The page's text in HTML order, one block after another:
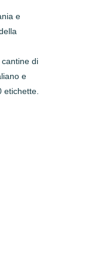
e
di
e
etichette.